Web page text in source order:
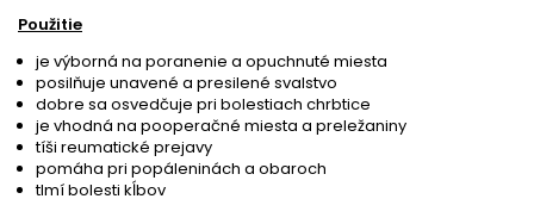
Použitie
je výborná na poranenie a opuchnuté miesta
posilňuje unavené a presilené svalstvo
dobre sa osvedčuje pri bolestiach chrbtice
je vhodná na pooperačné miesta a preležaniny
tíši reumatické prejavy
pomáha pri popáleninách a obaroch
tlmí bolesti kĺbov